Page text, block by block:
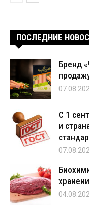
ПОСЛЕДНИЕ
Бренд
С 1
и